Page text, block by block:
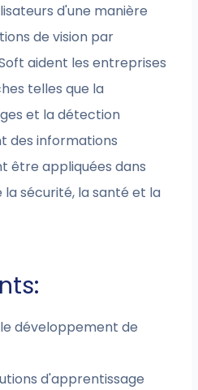
d'une manière
de vision par
aident les entreprises
telles que la
et la détection
des informations
être appliquées dans
la sécurité, la santé et la
développement de
d'apprentissage